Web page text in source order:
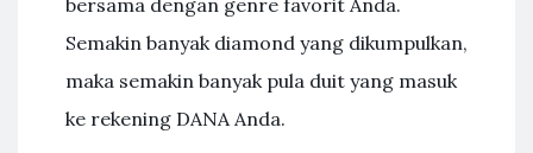
bersama dengan genre favorit Anda.
Semakin banyak diamond yang dikumpulkan,
maka semakin banyak pula duit yang masuk
ke rekening DANA Anda.